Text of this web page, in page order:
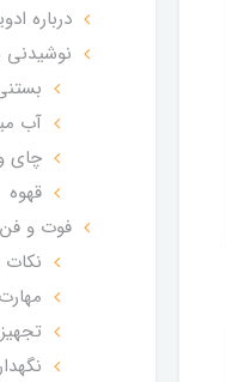
درباره
نوشیدنی
آب
چای
قهوه
فوت و